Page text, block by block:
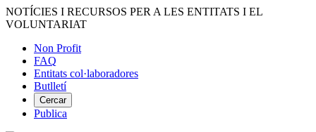
Vés
al
NOTÍCIES I RECURSOS PER A LES ENTITATS I EL
VOLUNTARIAT
Menú
del
compte
d'usuari
Non Profit
FAQ
Entitats col·laboradores
Butlletí
Cercar
Publica